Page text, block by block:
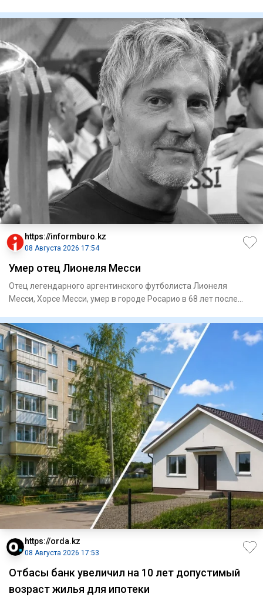
https://informburo.kz
08 Августа 2026 17:54
Умер отец Лионеля Месси
Отец легендарного аргентинского футболиста Лионеля
Месси, Хорсе Месси, умер в городе Росарио в 68 лет после
https://orda.kz
08 Августа 2026 17:53
Отбасы банк увеличил на 10 лет допустимый
возраст жилья для ипотеки